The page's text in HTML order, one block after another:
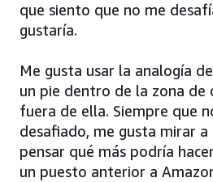
que siento que no me
gustaría.
Me gusta usar la analogía
un pie dentro de la zona
fuera de ella. Siempre que
desafiado, me gusta mirar
pensar qué más podría
un puesto anterior a